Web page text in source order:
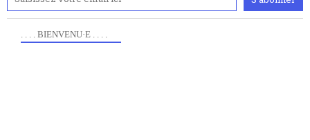
. . . . BIENVENU·E . . . .